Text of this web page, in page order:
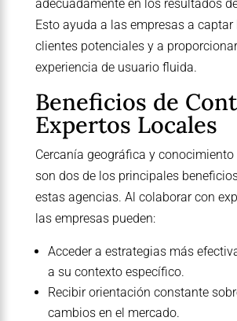
adecuadamente en los resultados
Esto ayuda a las empresas a
clientes potenciales y a
experiencia de usuario fluida.
Beneficios de
Expertos Locales
Cercanía geográfica y
son dos de los principales
estas agencias. Al colaborar con
las empresas pueden:
Acceder a estrategias más
a su contexto específico.
Recibir orientación constante
cambios en el mercado.